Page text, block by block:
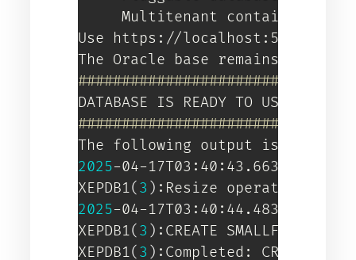
Multitenant container
Use https://localhost:5500/em
#########################
DATABASE IS READY TO USE
#########################
The following output is now a
2025-04-
XEPDB1( 3 ) :Resize operation
2025-04-
XEPDB1( 3 ) :CREATE SMALLFILE
XEPDB1( 3 ) :Completed: CREATE